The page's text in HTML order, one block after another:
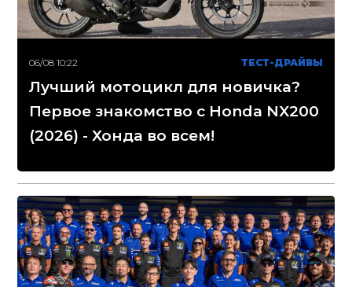
06/08 10:22 ТЕСТ-ДРАЙВЫ
Лучший мотоцикл для новичка?
Первое знакомство с Honda NX200
(2026) - Хонда во всем!